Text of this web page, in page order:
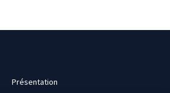
Présentation